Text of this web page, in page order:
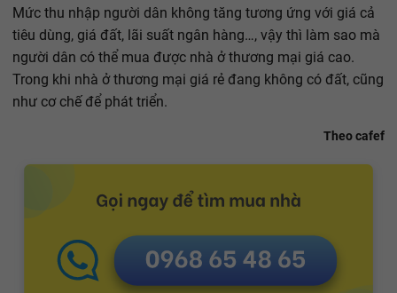
Mức thu nhập người dân không tăng tương ứng với giá cả
tiêu dùng, giá đất, lãi suất ngân hàng…, vậy thì làm sao mà
người dân có thể mua được nhà ở thương mại giá cao.
Trong khi nhà ở thương mại giá rẻ đang không có đất, cũng
như cơ chế để phát triển.
Theo cafef